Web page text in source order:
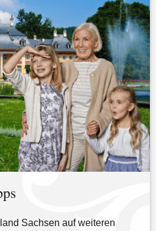
Sachsen auf weiteren